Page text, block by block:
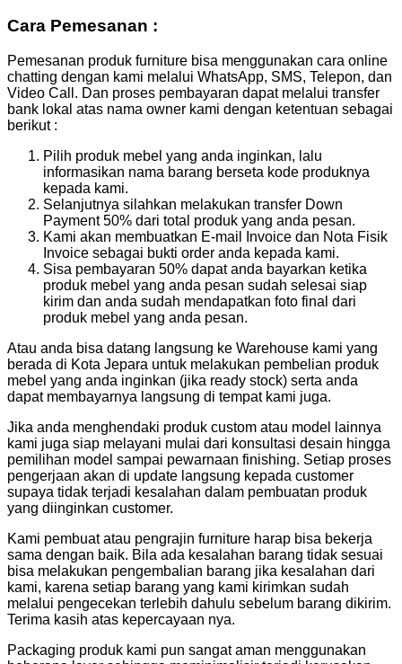
Cara Pemesanan :
Pemesanan produk furniture bisa menggunakan cara online
chatting dengan kami melalui WhatsApp, SMS, Telepon, dan
Video Call. Dan proses pembayaran dapat melalui transfer
bank lokal atas nama owner kami dengan ketentuan sebagai
berikut :
Pilih produk mebel yang anda inginkan, lalu
informasikan nama barang berseta kode produknya
kepada kami.
Selanjutnya silahkan melakukan transfer Down
Payment 50% dari total produk yang anda pesan.
Kami akan membuatkan E-mail Invoice dan Nota Fisik
Invoice sebagai bukti order anda kepada kami.
Sisa pembayaran 50% dapat anda bayarkan ketika
produk mebel yang anda pesan sudah selesai siap
kirim dan anda sudah mendapatkan foto final dari
produk mebel yang anda pesan.
Atau anda bisa datang langsung ke Warehouse kami yang
berada di Kota Jepara untuk melakukan pembelian produk
mebel yang anda inginkan (jika ready stock) serta anda
dapat membayarnya langsung di tempat kami juga.
Jika anda menghendaki produk custom atau model lainnya
kami juga siap melayani mulai dari konsultasi desain hingga
pemilihan model sampai pewarnaan finishing. Setiap proses
pengerjaan akan di update langsung kepada customer
supaya tidak terjadi kesalahan dalam pembuatan produk
yang diinginkan customer.
Kami pembuat atau pengrajin furniture harap bisa bekerja
sama dengan baik. Bila ada kesalahan barang tidak sesuai
bisa melakukan pengembalian barang jika kesalahan dari
kami, karena setiap barang yang kami kirimkan sudah
melalui pengecekan terlebih dahulu sebelum barang dikirim.
Terima kasih atas kepercayaan nya.
Packaging produk kami pun sangat aman menggunakan